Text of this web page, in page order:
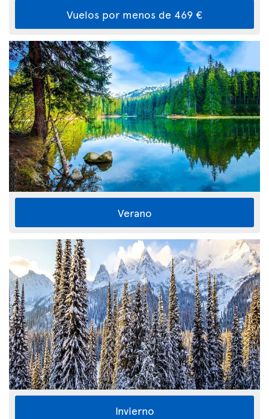
Vuelos por menos de 469 €
Verano
Invierno